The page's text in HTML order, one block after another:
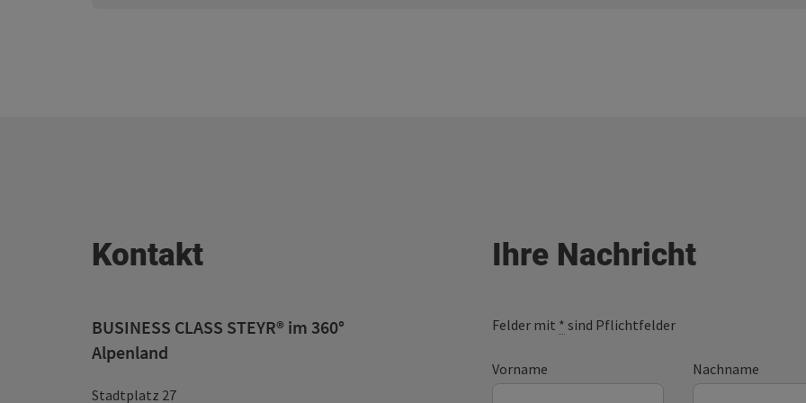
Kontakt
BUSINESS CLASS STEYR® im 360°
Alpenland
Stadtplatz 27
Ihre Nachricht
Felder mit * sind Pflichtfelder
Vorname Nachname